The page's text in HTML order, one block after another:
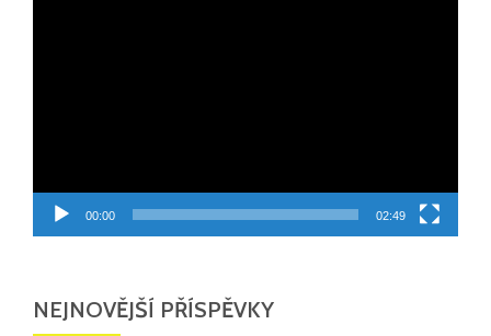
00:00 02:49
NEJNOVĚJŠÍ PŘÍSPĚVKY